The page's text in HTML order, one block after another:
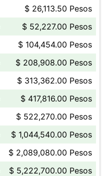
$ 26,113.50 Pesos
$ 52,227.00 Pesos
$ 104,454.00 Pesos
$ 208,908.00 Pesos
$ 313,362.00 Pesos
$ 417,816.00 Pesos
$ 522,270.00 Pesos
$ 1,044,540.00 Pesos
$ 2,089,080.00 Pesos
$ 5,222,700.00 Pesos